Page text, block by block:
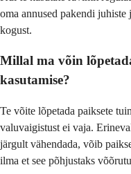
oma annused pakendi juhiste
kogust.
Millal ma võin
kasutamise?
Te võite lõpetada paiksete
valuvaigistust ei vaja.
järgult vähendada, võib
ilma et see põhjustaks